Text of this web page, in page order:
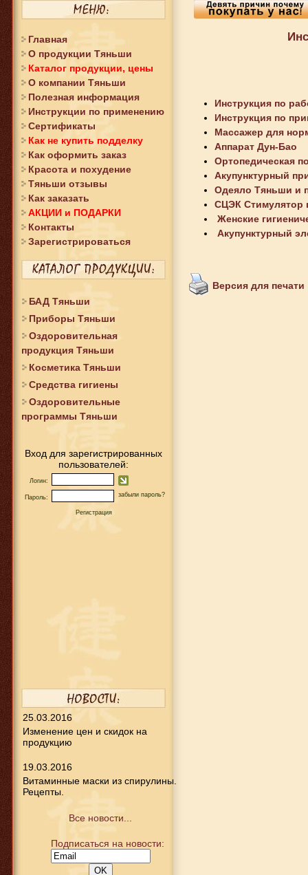
Главная
О продукции Тяньши
Каталог продукции, цены
О компании Тяньши
Полезная информация
Инструкции по применению
Сертификаты
Как не купить подделку
Как оформить заказ
Красота и похудение
Тяньши отзывы
Как заказать
АКЦИИ и ПОДАРКИ
Контакты
Зарегистрироваться
БАД Тяньши
Приборы Тяньши
Оздоровительная
продукция Тяньши
Косметика Тяньши
Средства гигиены
Оздоровительные
программы Тяньши
Вход для зарегистрированных
пользователей:
Логин:
Пароль: забыли пароль?
Регистрация
25.03.2016
Изменение цен и скидок на
продукцию
19.03.2016
Витаминные маски из спирулины.
Рецепты.
Все новости...
Подписаться на новости:
Инструкция по
Инструкция по
Массажер для
Аппарат Дун-Бао
Ортопедическая
Акупунктурный
Одеяло Тяньши и
СЦЭК Стимулятор
Женские
Акупунктурный
Версия для печати